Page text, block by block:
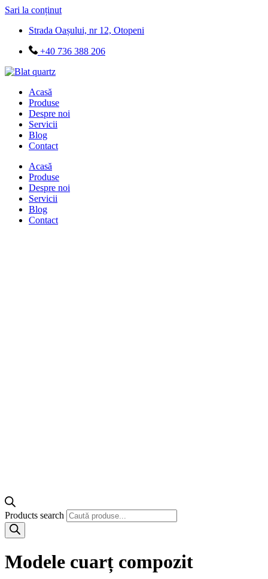
Sari la conținut
Strada Oașului, nr 12, Otopeni
+40 736 388 206
Acasă
Produse
Despre noi
Servicii
Blog
Contact
Acasă
Produse
Despre noi
Servicii
Blog
Contact
Products search
Modele cuarț compozit